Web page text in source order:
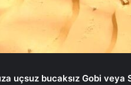
uçsuz bucaksız Gobi veya